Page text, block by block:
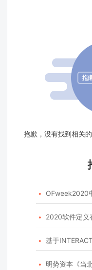
抱歉，没有找到相关
 OFweek2020
 2020软件定义
 基于
 明势资本《当北京